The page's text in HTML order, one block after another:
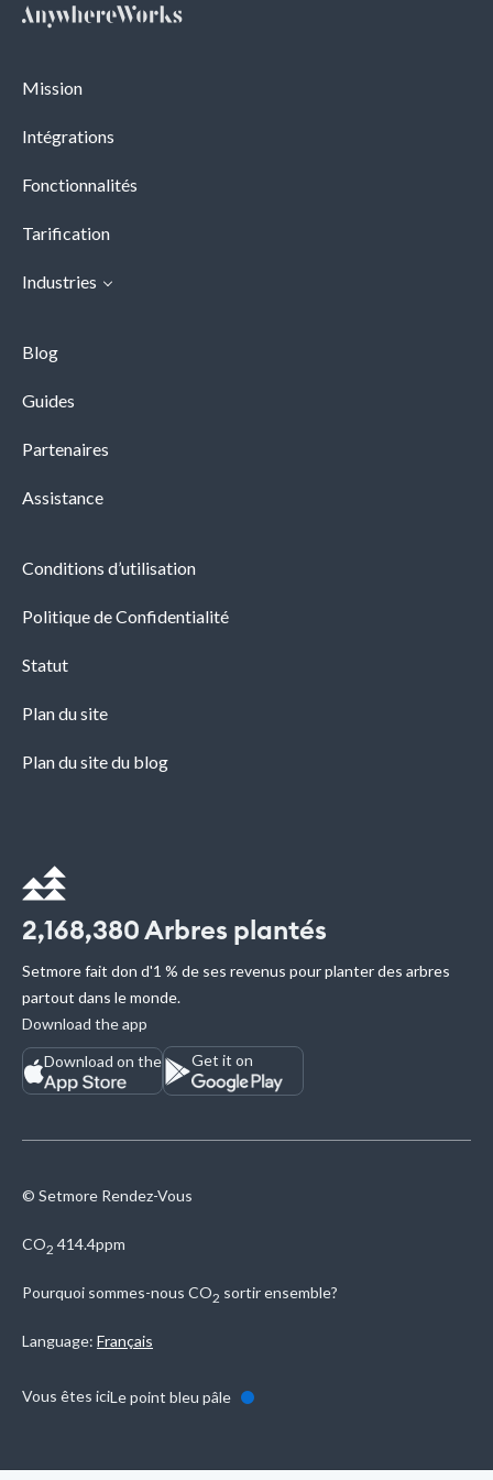
automatiquement avec les profils. De plus, les
profils centralisent l'historique des rendez-vous
identifiants ou de les rendre facultatives si vous
La désactivation des connexions fonctionne
la programmation d'un entretien d'embauche).
découvrir d'autres options permettant de
personnaliser la programmation des clients.
Mission
Intégrations
Fonctionnalités
Tarification
Industries
Blog
Guides
Partenaires
Assistance
Conditions d’utilisation
Politique de Confidentialité
Statut
Plan du site
Plan du site du blog
2,168,380 Arbres plantés
Setmore fait don d'1 % de ses revenus pour planter des arbres
partout dans le monde.
Download the app
Download on the
Get it on
© Setmore Rendez-Vous
CO2 414.4ppm
Pourquoi sommes-nous CO2 sortir ensemble?
Language: Français
Vous êtes iciLe point bleu pâle